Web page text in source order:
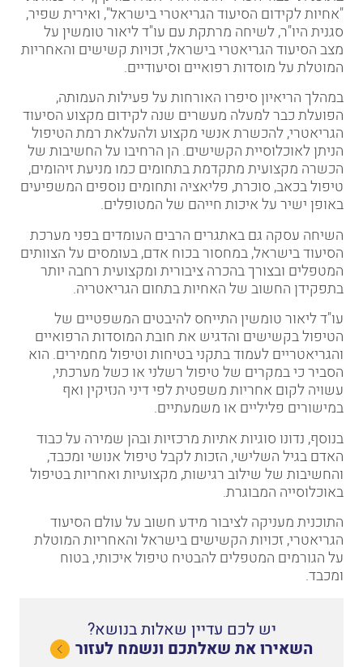
"אחיות לקידום הסיעוד הגריאטרי בישראל", ואירית שפיר,
סגנית היו"ר, לשיחה מרתקת עם עו"ד ליאור טומשין על
מצב הסיעוד הגריאטרי בישראל, זכויות קשישים והאחריות
המוטלת על מוסדות רפואיים וסיעודיים.
במהלך הריאיון סיפרו האורחות על פעילות העמותה,
הפועלת כבר למעלה מעשרים שנה לקידום מקצוע הסיעוד
הגריאטרי, להכשרת אנשי מקצוע ולהעלאת רמת הטיפול
הניתן לאוכלוסיית הקשישים. הן הרחיבו על החשיבות של
הכשרה מקצועית מתקדמת בתחומים כמו מניעת זיהומים,
טיפול בכאב, סוכרת, פליאציה ותחומים נוספים המשפיעים
באופן ישיר על איכות חייהם של המטופלים.
השיחה עסקה גם באתגרים הרבים העומדים בפני מערכת
הסיעוד בישראל, במחסור בכוח אדם, בעומסים על הצוותים
המטפלים ובצורך בהכרה ציבורית ומקצועית רחבה יותר
בתפקידן החשוב של האחיות בתחום הגריאטריה.
עו"ד ליאור טומשין התייחס להיבטים המשפטיים של
הטיפול בקשישים והדגיש את חובת המוסדות הרפואיים
והגריאטריים לעמוד בתקני בטיחות וטיפול מחמירים. הוא
הסביר כי במקרים של טיפול רשלני או כשל מערכתי,
עשויה לקום אחריות משפטית לפי דיני הנזיקין ואף
במישורים פליליים או משמעתיים.
בנוסף, נדונו סוגיות אתיות מרכזיות ובהן שמירה על כבוד
האדם בגיל השלישי, הזכות לקבל טיפול אנושי ומכבד,
והחשיבות של שילוב רגישות, מקצועיות ואחריות בטיפול
באוכלוסייה המבוגרת.
התוכנית מעניקה לציבור מידע חשוב על עולם הסיעוד
הגריאטרי, זכויות הקשישים בישראל והאחריות המוטלת
על הגורמים המטפלים להבטיח טיפול איכותי, בטוח
ומכבד.
יש לכם עדיין שאלות בנושא?
השאירו את שאלתכם ונשמח לעזור